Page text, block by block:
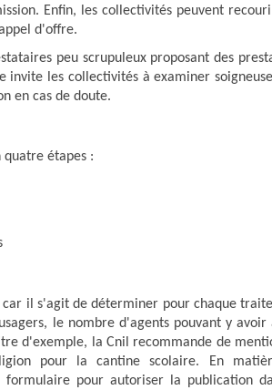
Enfin, les collectivités peuvent
d'offre.
peu scrupuleux proposant des
invite les collectivités à examiner
en cas de doute.
quatre étapes :
il s'agit de déterminer pour chaque
le nombre d'agents pouvant y avoir
d'exemple, la Cnil recommande de
pour la cantine scolaire. En
formulaire pour autoriser la publication